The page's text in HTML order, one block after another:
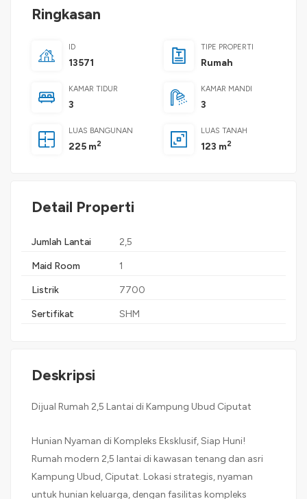
Ringkasan
ID
13571
TIPE PROPERTI
Rumah
KAMAR TIDUR
3
KAMAR MANDI
3
LUAS BANGUNAN
225 m2
LUAS TANAH
123 m2
Detail Properti
Jumlah Lantai 2,5
Maid Room 1
Listrik 7700
Sertifikat SHM
Deskripsi
Dijual Rumah 2,5 Lantai di Kampung Ubud Ciputat
Hunian Nyaman di Kompleks Eksklusif, Siap Huni!
Rumah modern 2,5 lantai di kawasan tenang dan asri
Kampung Ubud, Ciputat. Lokasi strategis, nyaman
untuk hunian keluarga, dengan fasilitas kompleks